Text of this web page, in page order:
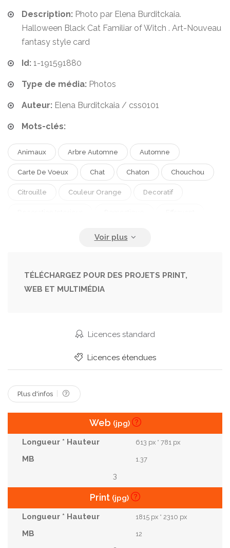
Description: Photo par Elena Burditckaia.
Halloween Black Cat Familiar of Witch . Art-Nouveau
fantasy style card
Id: 1-191591880
Type de média: Photos
Auteur: Elena Burditckaia / css0101
Mots-clés:
Animaux Arbre Automne Automne
Carte De Voeux Chat Chaton Chouchou
Citrouille Couleur Orange Decoratif
Festivités
Mysterieux Noir Nuit Octobre
Partie Peur Regard
Vacances Vendanges
Yeux
TÉLÉCHARGEZ POUR DES PROJETS PRINT,
WEB ET MULTIMÉDIA
Licences standard
Licences étendues
Plus d'infos
Web (jpg)
613 px * 781 px
1.37
3
Print (jpg)
1815 px * 2310 px
12